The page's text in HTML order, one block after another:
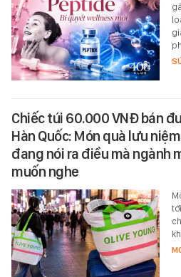
Chiếc túi 60.000 VNĐ bán
Hàn Quốc: Món quà lưu
đang nói ra điều mà ngành
muốn nghe